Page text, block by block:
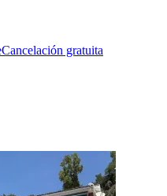
Cancelación gratuita